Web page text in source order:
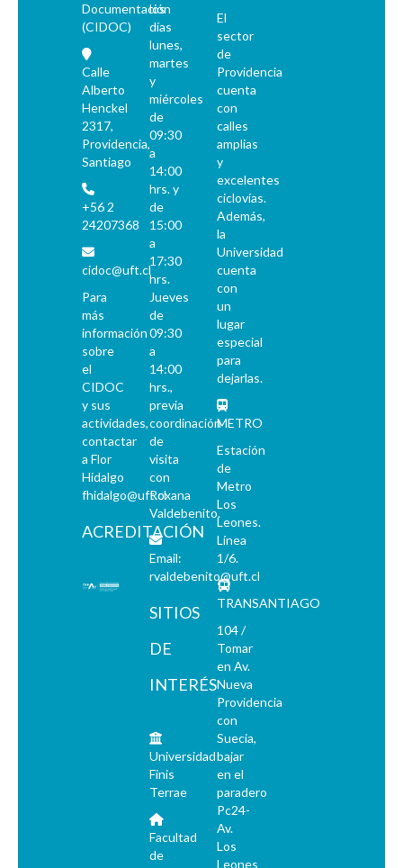
Documentación
(CIDOC)
Calle
Alberto
Henckel
2317,
Providencia,
Santiago
+56 2
24207368
cidoc@uft.cl
Para
más
información
sobre
el
CIDOC
y sus
actividades,
contactar
a Flor
Hidalgo
fhidalgo@uft.cl
ACREDITACIÓN
los
días
lunes,
martes
y
miércoles
de
09:30
a
14:00
hrs. y
de
15:00
a
17:30
hrs.
Jueves
de
09:30
a
14:00
hrs.,
previa
coordinación
de
visita
con
Roxana
Valdebenito.
Email:
rvaldebenito@uft.cl
SITIOS
DE
INTERÉS
Universidad
Finis
Terrae
Facultad
de
El
sector
de
Providencia
cuenta
con
calles
amplias
y
excelentes
ciclovías.
Además,
la
Universidad
cuenta
con
un
lugar
especial
para
dejarlas.
METRO
Estación
de
Metro
Los
Leones.
Línea
1/6.
TRANSANTIAGO
104 /
Tomar
en Av.
Nueva
Providencia
con
Suecia,
bajar
en el
paradero
Pc24-
Av.
Los
Leones